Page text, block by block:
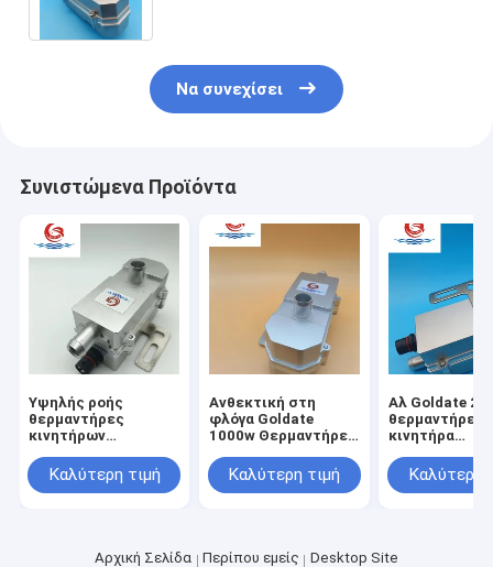
Θέρμανση ανεμιστήρα PTC
Θέρμανση με μπαταρία λιθίου
Καλώδιο θερμαντήρα κινητήρα
Συμπλέκτες θερμαντήρων κινητήρων
Να συνεχίσει
Συνιστώμενα Προϊόντα
Υψηλής ροής
θερμαντήρες
κινητήρων
Goldate 1000W
Ηλεκτρικός
Καλύτερη τιμή
Ανθεκτική στη
φλόγα Goldate
1000w Θερμαντήρες
αυτοκινήτων
Προθέρμανση νερού
Καλύτερη τιμή
Αλ Goldate
θερμαντήρες
κινητήρα
θερμαντήρα
στάθμευσης
Καλύτερη
Αρχική Σελίδα Περίπου εμείς Desktop Site